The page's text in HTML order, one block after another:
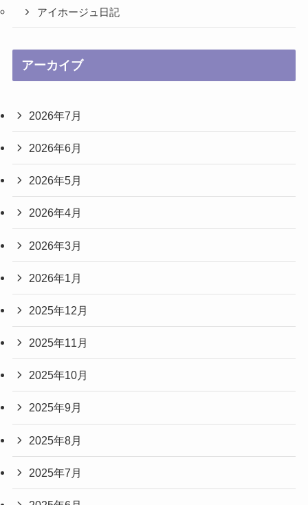
アイホージュ日記
アーカイブ
2026年7月
2026年6月
2026年5月
2026年4月
2026年3月
2026年1月
2025年12月
2025年11月
2025年10月
2025年9月
2025年8月
2025年7月